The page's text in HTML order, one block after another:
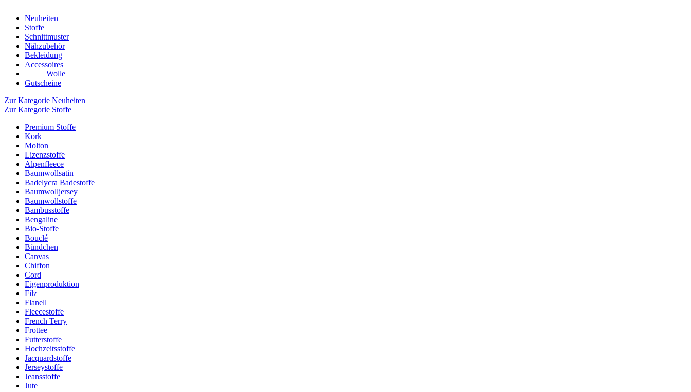
Neuheiten
Stoffe
Schnittmuster
Nähzubehör
Bekleidung
Accessoires
Wolle
Gutscheine
Zur Kategorie Neuheiten
Zur Kategorie Stoffe
Premium Stoffe
Kork
Molton
Lizenzstoffe
Alpenfleece
Baumwollsatin
Badelycra Badestoffe
Baumwolljersey
Baumwollstoffe
Bambusstoffe
Bengaline
Bio-Stoffe
Bouclé
Bündchen
Canvas
Chiffon
Cord
Eigenproduktion
Filz
Flanell
Fleecestoffe
French Terry
Frottee
Futterstoffe
Hochzeitsstoffe
Jacquardstoffe
Jerseystoffe
Jeansstoffe
Jute